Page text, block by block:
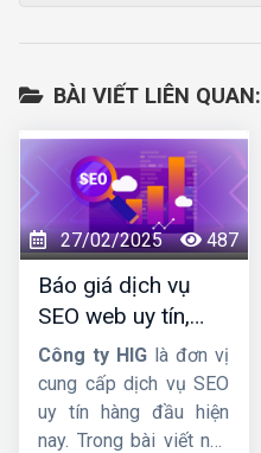
BÀI VIẾT LIÊN QUAN:
27/02/2025 487
Báo giá dịch vụ
SEO web uy tín,
chuyên nghiệp,
hiệu quả lâu dài
Công ty HIG là đơn vị
cung cấp dịch vụ SEO
uy tín hàng đầu hiện
nay. Trong bài viết này